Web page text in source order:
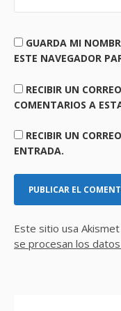
GUARDA MI
ESTE NAVEGADOR
RECIBIR UN
COMENTARIOS A
RECIBIR UN
ENTRADA.
Este sitio usa
se procesan los